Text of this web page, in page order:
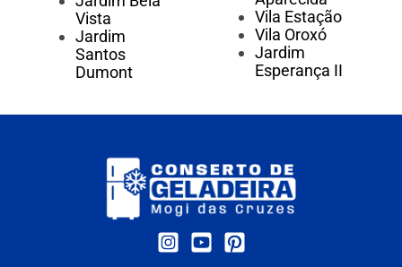
Vista
Jardim
Santos
Dumont
Vila Estação
Vila Oroxó
Jardim
Esperança II